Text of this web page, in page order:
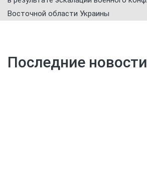
Последние новости